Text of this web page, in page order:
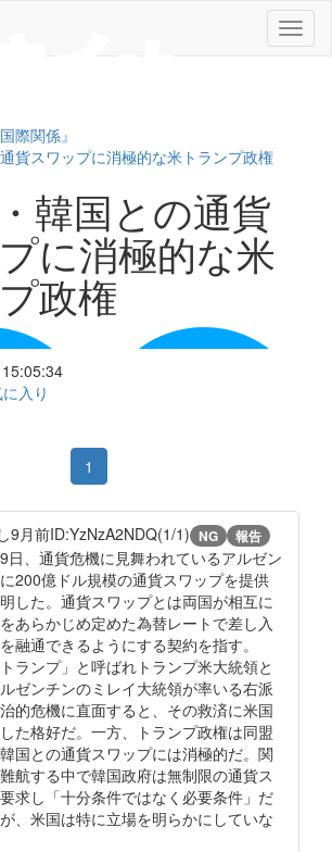
メ
ニ
際関係』
貨スワップに消極的な米トランプ政権
韓国との通貨
に消極的な米
政権
入り
1
9月前ID:YzNzA2NDQ(1/1) NG 報告
日、通貨危機に見舞われているアルゼン
200億ドル規模の通貨スワップを提供
した。通貨スワップとは両国が相互に
あらかじめ定めた為替レートで差し入
融通できるようにする契約を指す。
トランプ」と呼ばれトランプ米大統領と
ゼンチンのミレイ大統領が率いる右派
的危機に直面すると、その救済に米国
た格好だ。一方、トランプ政権は同盟
国との通貨スワップには消極的だ。関
航する中で韓国政府は無制限の通貨ス
求し「十分条件ではなく必要条件」だ
、米国は特に立場を明らかにしていな